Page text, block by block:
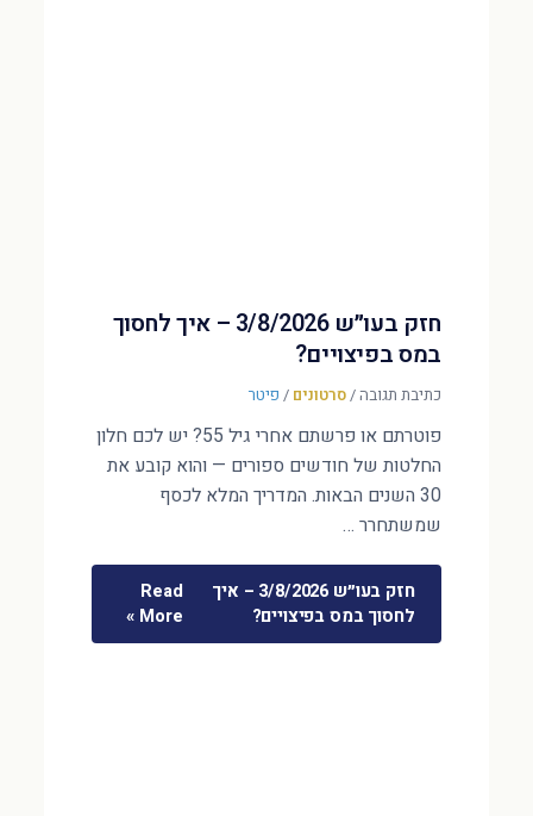
חזק בעו״ש 3/8/2026 – איך לחסוך
במס בפיצויים?
כתיבת תגובה/סרטונים / פיטר
פוטרתם או פרשתם אחרי גיל 55? יש לכם חלון
החלטות של חודשים ספורים — והוא קובע את
30 השנים הבאות. המדריך המלא לכסף
שמשתחרר …
חזק בעו״ש 3/8/2026 – איך
לחסוך במס בפיצויים?
Read
More »